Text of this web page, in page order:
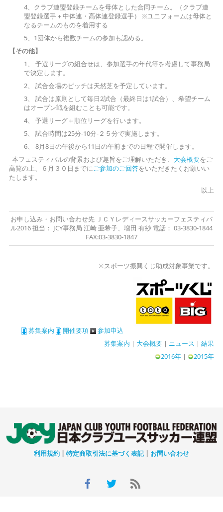
4、クラブ連盟登録チームを母体とした合同チーム。（クラブ連
盟登録選手＋中体連・高体連登録選手） ※ユニフォームは母体と
なるチームのものを着用する
5、1団体から複数チームの参加も認める。
【その他】
1、 予選リーグの組合せは、参加選手の年代等を考慮して事務局
で決定します。
2、 試合会場のピッチは天然芝を予定しています。
3、 試合は原則として毎日2試合（最終日は1試合）、希望チーム
はオープン戦を組むことも可能です。
4、 予選リーグ＋順位リーグを行います。
5、 試合時間は25分-10分-２５分で実施します。
6、 8月8日の午後から11日の午前までの日程で開催します。
本フェスティバルの背景および趣旨をご理解いただき、 大会概要をご
高覧の上、６月３０日までにご参加のご回答をいただきたくお願いい
たします。
以上
お申し込み・お問い合わせ先 ＪＣＹレディースサッカーフェスティバ
ル2016 担当： JCY事務局 江崎 亜希子、増田 有紗 電話： 03-3830-1844
FAX:03-3830-1847
※スポーツ振興くじ助成対象事業です。
募集案内 開催要項
参加申込
募集案内 | 大会概要| ニュース | 結果
2016年| 2015年
利用規約 特定商取引法に基づく表記| お問い合わせ